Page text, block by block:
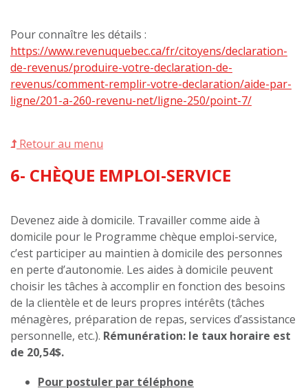
Pour connaître les détails :
https://www.revenuquebec.ca/fr/citoyens/declaration-
de-revenus/produire-votre-declaration-de-
revenus/comment-remplir-votre-declaration/aide-par-
ligne/201-a-260-revenu-net/ligne-250/point-7/
Retour au menu
6- CHÈQUE EMPLOI-SERVICE
Devenez aide à domicile. Travailler comme aide à
domicile pour le Programme chèque emploi-service,
c’est participer au maintien à domicile des personnes
en perte d’autonomie. Les aides à domicile peuvent
choisir les tâches à accomplir en fonction des besoins
de la clientèle et de leurs propres intérêts (tâches
ménagères, préparation de repas, services d’assistance
personnelle, etc.). Rémunération: le taux horaire est
de 20,54$.
Pour postuler par téléphone